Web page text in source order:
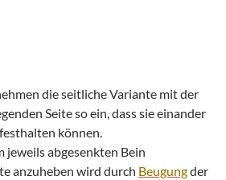
die seitliche Variante mit der
Seite so ein, dass sie einander
können.
jeweils abgesenkten Bein
anzuheben wird durch Beugungder